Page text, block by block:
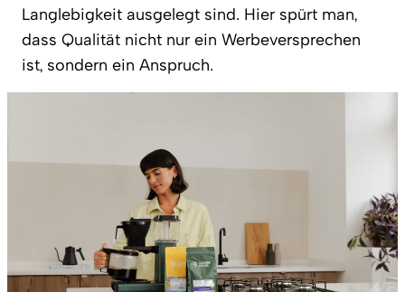
Langlebigkeit ausgelegt sind. Hier spürt man,
dass Qualität nicht nur ein Werbeversprechen
ist, sondern ein Anspruch.